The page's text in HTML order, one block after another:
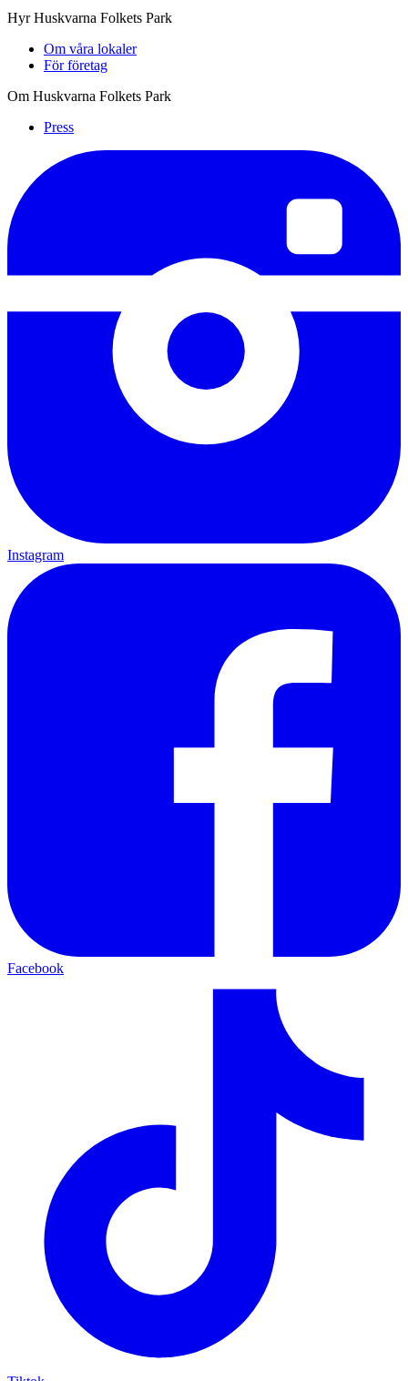
Hyr Huskvarna Folkets Park
Om våra lokaler
För företag
Om Huskvarna Folkets Park
Press
Instagram
Facebook